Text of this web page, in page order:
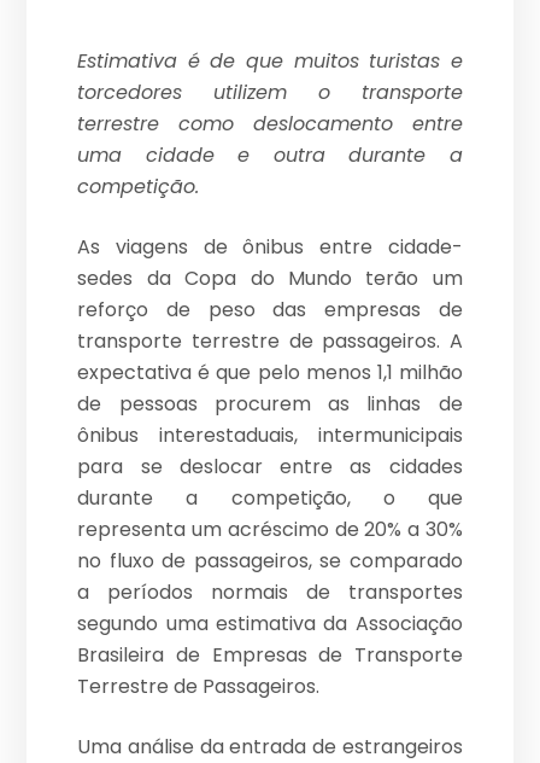
Estimativa é de que muitos turistas e
torcedores utilizem o transporte
terrestre como deslocamento entre
uma cidade e outra durante a
competição.
As viagens de ônibus entre cidade-
sedes da Copa do Mundo terão um
reforço de peso das empresas de
transporte terrestre de passageiros. A
expectativa é que pelo menos 1,1 milhão
de pessoas procurem as linhas de
ônibus interestaduais, intermunicipais
para se deslocar entre as cidades
durante a competição, o que
representa um acréscimo de 20% a 30%
no fluxo de passageiros, se comparado
a períodos normais de transportes
segundo uma estimativa da Associação
Brasileira de Empresas de Transporte
Terrestre de Passageiros.
Uma análise da entrada de estrangeiros